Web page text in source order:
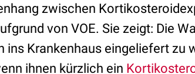
zwischen
von VOE. Sie zeigt: Die
Krankenhaus eingeliefert zu
ihnen kürzlich ein